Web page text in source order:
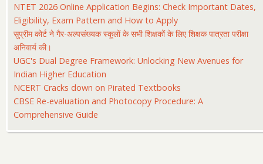
NTET 2026 Online Application Begins: Check Important Dates,
Eligibility, Exam Pattern and How to Apply
सुप्रीम कोर्ट ने गैर-अल्पसंख्यक स्कूलों के सभी शिक्षकों के लिए शिक्षक पात्रता परीक्षा
अनिवार्य की।
UGC's Dual Degree Framework: Unlocking New Avenues for
Indian Higher Education
NCERT Cracks down on Pirated Textbooks
CBSE Re-evaluation and Photocopy Procedure: A
Comprehensive Guide